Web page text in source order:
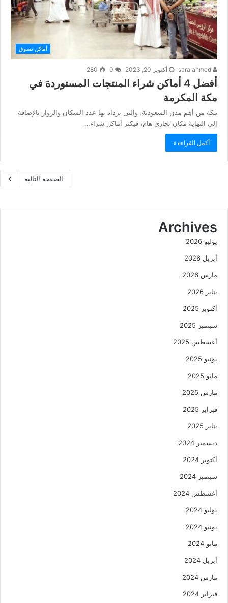
أماكن تسوق
أكتوبر 20, 2023 280
أفضل 4 أماكن شراء المنتجات المستوردة في
مكة المكرمة
مكة من أهم مدن السعودية، والتى يزداد بها عدد السكان والزوار بالإضافة
إلى النهاية مكان تجاري هام، فيكثر أماكن شراء…
أكمل القراءة »
الصفحة التالية
Archives
يوليو 2026
أبريل 2026
مارس 2026
يناير 2026
أكتوبر 2025
سبتمبر 2025
أغسطس 2025
يونيو 2025
مايو 2025
مارس 2025
فبراير 2025
يناير 2025
ديسمبر 2024
أكتوبر 2024
سبتمبر 2024
أغسطس 2024
يوليو 2024
يونيو 2024
مايو 2024
أبريل 2024
مارس 2024
فبراير 2024